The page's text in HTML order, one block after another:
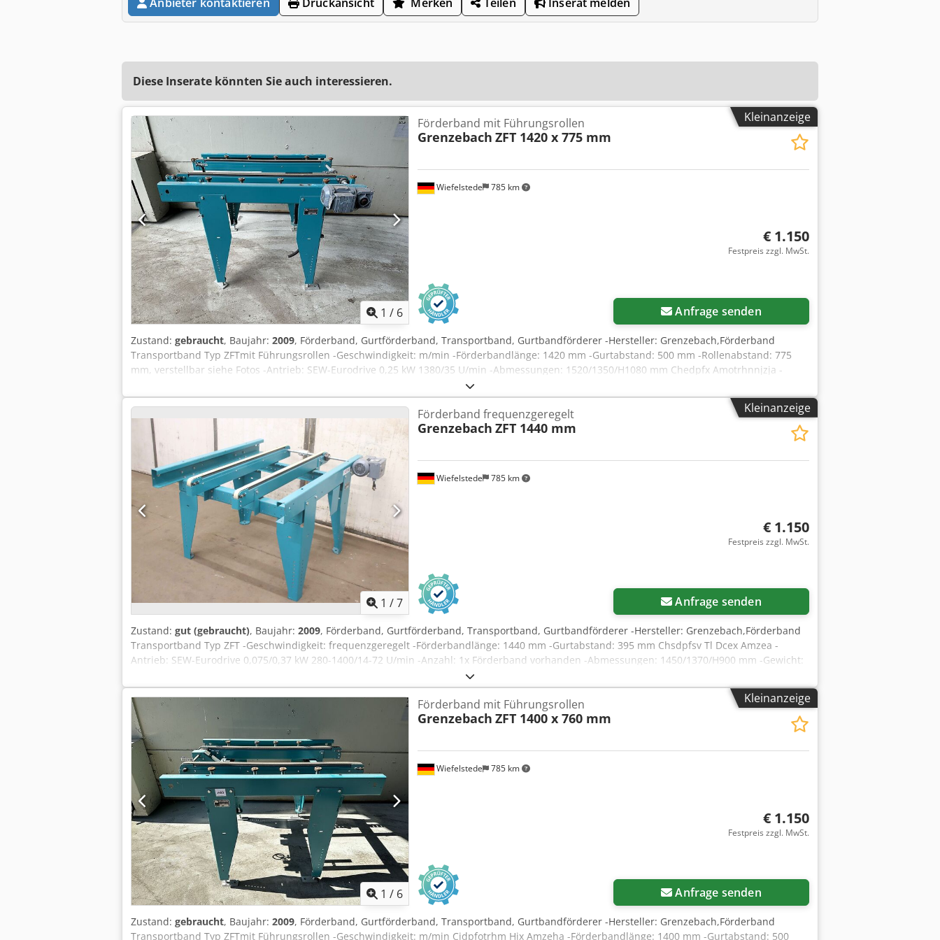
Diese Inserate könnten Sie auch interessieren.
Kleinanzeige
1 / 6
Wiefelstede 785 km
Förderband mit Führungsrollen
Grenzebach ZFT 1420 x 775 mm
€ 1.150
Festpreis zzgl. MwSt.
Anfrage senden
Zustand: gebraucht, Baujahr: 2009, Förderband, Gurtförderband, Transportband, Gurtbandförderer -Hersteller: Grenzebach,Förderband
Transportband Typ ZFTmit Führungsrollen -Geschwindigkeit: m/min -Förderbandlänge: 1420 mm -Gurtabstand: 500 mm -Rollenabstand: 775
mm, verstellbar siehe Fotos -Antrieb: SEW-Eurodrive 0,25 kW 1380/35 U/min -Abmessungen: 1520/1350/H1080 mm Chedpfx Amotrhnnjzja -
Kleinanzeige
1 /7
Wiefelstede 785 km
Förderband frequenzgeregelt
Grenzebach ZFT 1440 mm
€ 1.150
Festpreis zzgl. MwSt.
Anfrage senden
Zustand: gut (gebraucht), Baujahr: 2009, Förderband, Gurtförderband, Transportband, Gurtbandförderer -Hersteller: Grenzebach,Förderband
Transportband Typ ZFT -Geschwindigkeit: frequenzgeregelt -Förderbandlänge: 1440 mm -Gurtabstand: 395 mm Chsdpfsv Tl Dcex Amzea -
Antrieb: SEW-Eurodrive 0,075/0,37 kW 280-1400/14-72 U/min -Anzahl: 1x Förderband vorhanden -Abmessungen: 1450/1370/H900 mm -Gewicht:
Kleinanzeige
1 / 6
Wiefelstede 785 km
Förderband mit Führungsrollen
Grenzebach ZFT 1400 x 760 mm
€ 1.150
Festpreis zzgl. MwSt.
Anfrage senden
Zustand: gebraucht, Baujahr: 2009, Förderband, Gurtförderband, Transportband, Gurtbandförderer -Hersteller: Grenzebach,Förderband
Transportband Typ ZFTmit Führungsrollen -Geschwindigkeit: m/min Cjdpfotrhm Hjx Amzeha -Förderbandlänge: 1400 mm -Gurtabstand: 500